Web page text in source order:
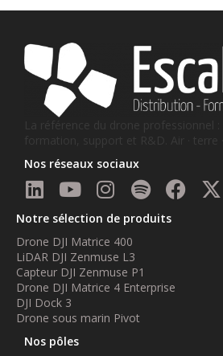
La référence du drone professionnel :
formation, support et R&D. Air · terre
Nos réseaux sociaux
Notre sélection de produits
Drone DJI Matrice 400
LiDAR DJI Zenmuse L3
Capteur DJI Zenmuse P1
Drone DJI Matrice 4 Enterprise
DJI Dock 3
Drone sous marin Pivot
Nos pôles